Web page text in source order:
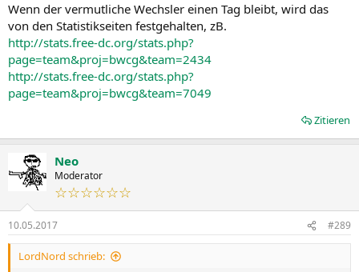
Wenn der vermutliche Wechsler einen Tag bleibt, wird das
von den Statistikseiten festgehalten, zB.
http://stats.free-dc.org/stats.php?
page=team&proj=bwcg&team=2434
http://stats.free-dc.org/stats.php?
page=team&proj=bwcg&team=7049
Zitieren
Neo
Moderator
☆☆☆☆☆☆
10.05.2017 #289
LordNord schrieb: